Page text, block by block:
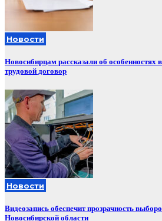
Новости
Новосибирцам рассказали об особенностях
трудовой договор
Новости
Видеозапись обеспечит прозрачность
Новосибирской области